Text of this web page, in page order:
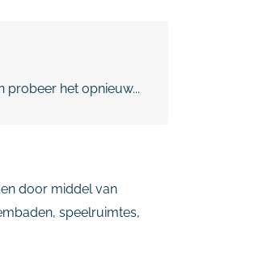
het opnieuw...
door middel van
speelruimtes,